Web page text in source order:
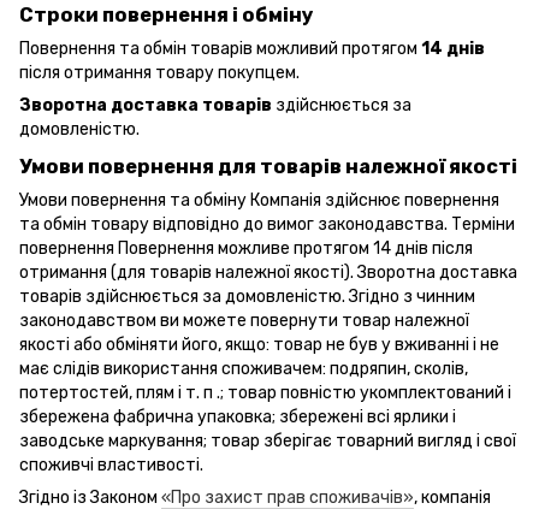
Строки повернення і обміну
Повернення та обмін товарів можливий протягом 14 днів
після отримання товару покупцем.
Зворотна доставка товарів здійснюється за
домовленістю.
Умови повернення для товарів належної якості
Умови повернення та обміну Компанія здійснює повернення
та обмін товару відповідно до вимог законодавства. Терміни
повернення Повернення можливе протягом 14 днів після
отримання (для товарів належної якості). Зворотна доставка
товарів здійснюється за домовленістю. Згідно з чинним
законодавством ви можете повернути товар належної
якості або обміняти його, якщо: товар не був у вживанні і не
має слідів використання споживачем: подряпин, сколів,
потертостей, плям і т. п .; товар повністю укомплектований і
збережена фабрична упаковка; збережені всі ярлики і
заводське маркування; товар зберігає товарний вигляд і свої
споживчі властивості.
Згідно із Законом «Про захист прав споживачів», компанія